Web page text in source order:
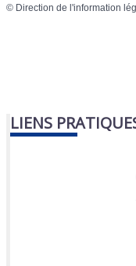
© Direction de l'information
LIENS